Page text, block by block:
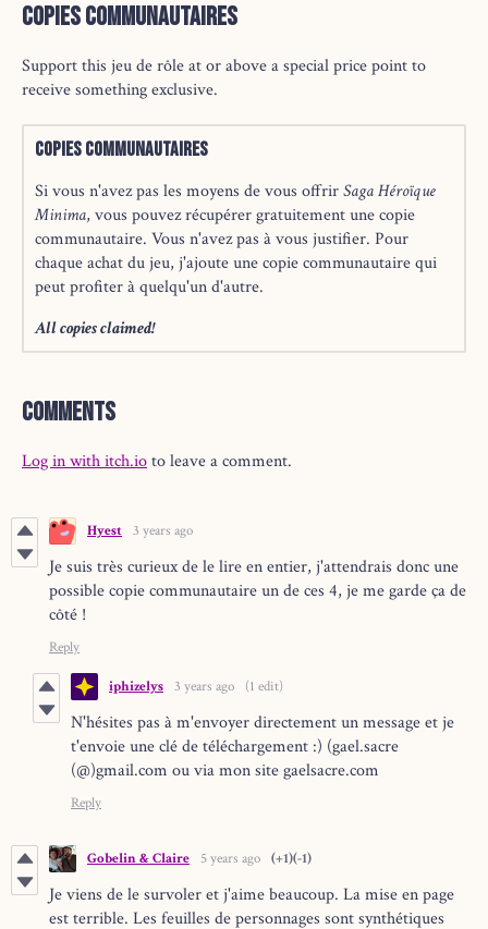
Copies communautaires
Support this jeu de rôle at or above a special price point to
receive something exclusive.
Copies communautaires
Si vous n'avez pas les moyens de vous offrirSaga Héroïque
Minima, vous pouvez récupérer gratuitement une copie
communautaire. Vous n'avez pas à vous justifier. Pour
chaque achat du jeu, j'ajoute une copie communautaire qui
peut profiter à quelqu'un d'autre.
All copies claimed!
Comments
Log in with itch.ioto leave a comment.
Hyest 3 years ago
Je suis très curieux de le lire en entier, j'attendrais donc une
possible copie communautaire un de ces 4, je me garde ça de
côté !
Reply
iphizelys 3 years ago (1 edit)
N'hésites pas à m'envoyer directement un message et je
t'envoie une clé de téléchargement :) (gael.sacre
(@)gmail.com ou via mon site gaelsacre.com
Reply
Gobelin & Claire 5 years ago (+1)(-1)
Je viens de le survoler et j'aime beaucoup. La mise en page
est terrible. Les feuilles de personnages sont synthétiques